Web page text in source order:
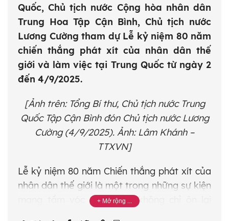
Quốc, Chủ tịch nước Cộng hòa nhân dân
Trung Hoa Tập Cận Bình, Chủ tịch nước
Lương Cường tham dự Lễ kỷ niệm 80 năm
chiến thắng phát xít của nhân dân thế
giới và làm việc tại Trung Quốc từ ngày 2
đến 4/9/2025.
[Ảnh trên: Tổng Bí thư, Chủ tịch nước Trung
Quốc Tập Cận Bình đón Chủ tịch nước Lương
Cường (4/9/2025). Ảnh: Lâm Khánh –
TTXVN]
Lễ kỷ niệm 80 năm Chiến thắng phát xít của
nhân dân thế giới là một trong những sự kiện
mang tầm vóc toàn cầu, không chỉ ôn lại